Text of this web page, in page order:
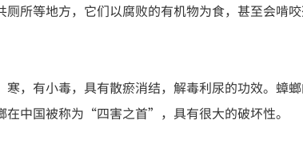
厕所等地方，它们以腐败的有机物为食，甚至会啃
寒，有小毒，具有散瘀消结，解毒利尿的功效。蟑
在中国被称为“四害之首”，具有很大的破坏性。